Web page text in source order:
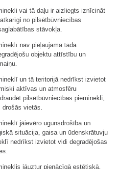
vai tā daļu ir aizliegts iznīcināt
no pilsētbūvniecības
stāvokļa.
nav pieļaujama tāda
objektu attīstību un
un tā teritorijā nedrīkst izvietot
aktīvas un atmosfēru
pilsētbūvniecības pieminekli,
drošās vietās.
jāievēro ugunsdrošība un
situācija, gaisa un ūdenskrātuvju
nedrīkst izvietot vidi degradējošas
jāuztur pienācīgā estētiskā,